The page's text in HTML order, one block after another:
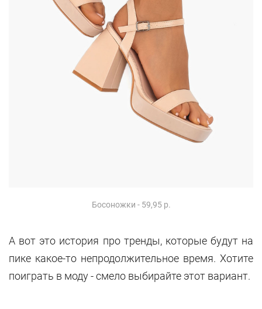
Босоножки - 59,95 р.
А вот это история про тренды, которые будут на
пике какое-то непродолжительное время. Хотите
поиграть в моду - смело выбирайте этот вариант.